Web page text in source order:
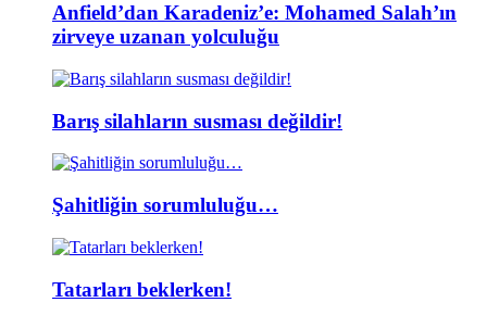
Anfield’dan Karadeniz’e: Mohamed Salah’ın
zirveye uzanan yolculuğu
Barış silahların susması değildir!
Şahitliğin sorumluluğu…
Tatarları beklerken!